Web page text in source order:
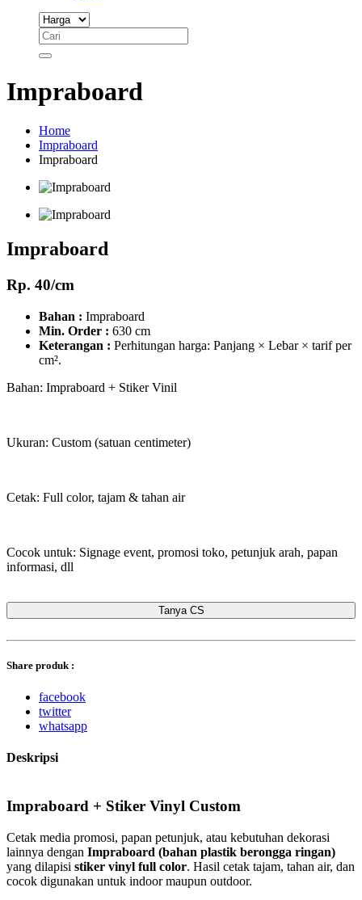
Impraboard
Home
Impraboard
Impraboard
Impraboard
Rp. 40/cm
Bahan : Impraboard
Min. Order : 630 cm
Keterangan : Perhitungan harga: Panjang × Lebar × tarif per
cm².
Bahan: Impraboard + Stiker Vinil
Ukuran: Custom (satuan centimeter)
Cetak: Full color, tajam & tahan air
Cocok untuk: Signage event, promosi toko, petunjuk arah, papan
informasi, dll
Tanya CS
Share produk :
facebook
twitter
whatsapp
Deskripsi
Impraboard + Stiker Vinyl Custom
Cetak media promosi, papan petunjuk, atau kebutuhan dekorasi
lainnya dengan Impraboard (bahan plastik berongga ringan)
yang dilapisi stiker vinyl full color. Hasil cetak tajam, tahan air, dan
cocok digunakan untuk indoor maupun outdoor.